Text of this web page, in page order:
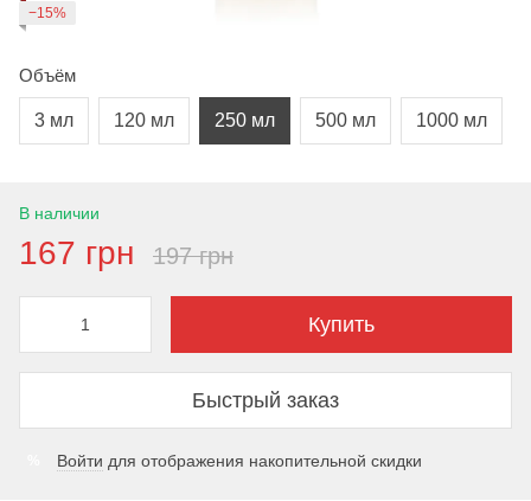
−15%
Объём
3 мл 120 мл 250 мл 500 мл 1000 мл
В наличии
167 грн 197 грн
Купить
Быстрый заказ
Войти для отображения накопительной скидки